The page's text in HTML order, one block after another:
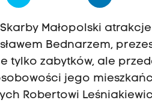
Małopolski
Bednarzem,
tylko zabytków, ale
jego
Robertowi